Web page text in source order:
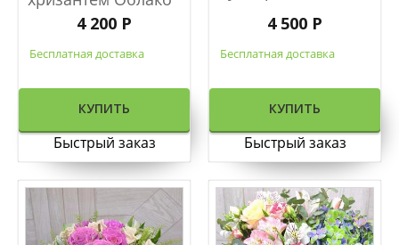
4 200 Р
Бесплатная доставка
КУПИТЬ
Быстрый заказ
4 500 Р
Бесплатная доставка
КУПИТЬ
Быстрый заказ